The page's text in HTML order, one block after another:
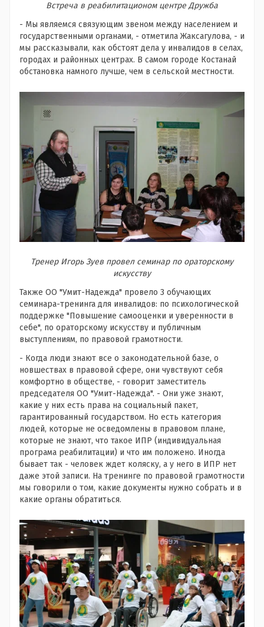
Встреча в реабилитационом центре Дружба
- Мы являемся связующим звеном между населением и
государственными органами, - отметила Жаксагулова, - и
мы рассказывали, как обстоят дела у инвалидов в селах,
городах и районных центрах. В самом городе Костанай
обстановка намного лучше, чем в сельской местности.
Тренер Игорь Зуев провел семинар по ораторскому
искусству
Также ОО "Умит-Надежда" провело 3 обучающих
семинара-тренинга для инвалидов: по психологической
поддержке "Повышение самооценки и уверенности в
себе", по ораторскому искусству и публичным
выступлениям, по правовой грамотности.
- Когда люди знают все о законодательной базе, о
новшествах в правовой сфере, они чувствуют себя
комфортно в обществе, - говорит заместитель
председателя ОО "Умит-Надежда". - Они уже знают,
какие у них есть права на социальный пакет,
гарантированный государством. Но есть категория
людей, которые не осведомлены в правовом плане,
которые не знают, что такое ИПР (индивидуальная
програма реабилитации) и что им положено. Иногда
бывает так - человек ждет коляску, а у него в ИПР нет
даже этой записи. На тренинге по правовой грамотности
мы говорили о том, какие документы нужно собрать и в
какие органы обратиться.